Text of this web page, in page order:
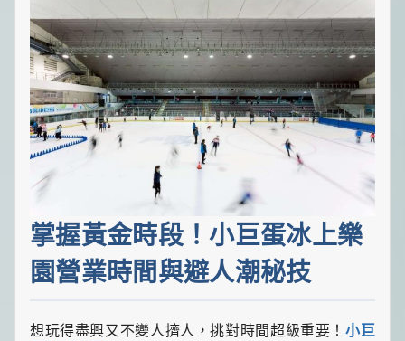
掌握黃金時段！小巨蛋冰上樂
園營業時間與避人潮秘技
想玩得盡興又不變人擠人，挑對時間超級重要！小巨